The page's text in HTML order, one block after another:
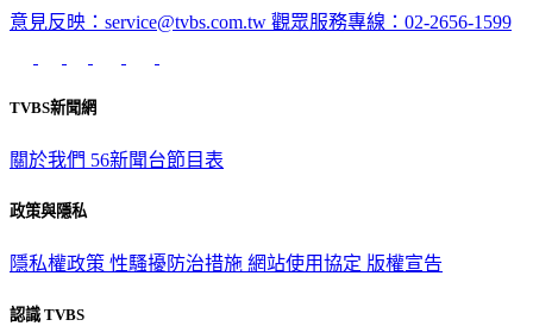
意見反映：service@tvbs.com.tw 觀眾服務專線：02-2656-1599
TVBS新聞網
關於我們 56新聞台節目表
政策與隱私
隱私權政策 性騷擾防治措施 網站使用協定 版權宣告
認識 TVBS